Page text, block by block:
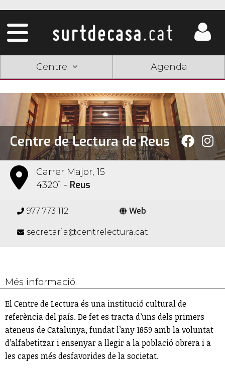
Centre Agenda
Centre de Lectura de Reus
Carrer Major, 15
43201 - Reus
977 773 112 Web
secretaria@centrelectura.cat
Més informació
El Centre de Lectura és una institució cultural de
referència del país. De fet es tracta d’uns dels primers
ateneus de Catalunya, fundat l’any 1859 amb la voluntat
d’alfabetitzar i ensenyar a llegir a la població obrera i a
les capes més desfavorides de la societat.